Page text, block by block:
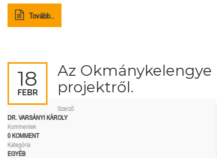
Tovább..
18
FEBR
Az Okmánykelengye
projektről.
Szerző
DR. VARSÁNYI KÁROLY
Kommentek
0 KOMMENT
Kategória
EGYÉB